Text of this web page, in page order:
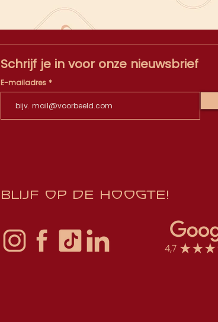
Schrijf je in voor onze nieuwsbrief
E-mailadres
Blijf op de hoogte!